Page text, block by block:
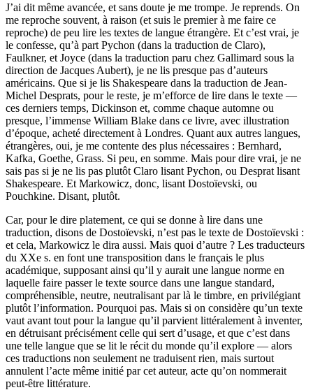
J’ai dit même avancée, et sans doute je me trompe. Je reprends. On
me reproche souvent, à raison (et suis le premier à me faire ce
reproche) de peu lire les textes de langue étrangère. Et c’est vrai, je
le confesse, qu’à part Pychon (dans la traduction de Claro),
Faulkner, et Joyce (dans la traduction paru chez Gallimard sous la
direction de Jacques Aubert), je ne lis presque pas d’auteurs
américains. Que si je lis Shakespeare dans la traduction de Jean-
Michel Desprats, pour le reste, je m’efforce de lire dans le texte —
ces derniers temps, Dickinson et, comme chaque automne ou
presque, l’immense William Blake dans ce livre, avec illustration
d’époque, acheté directement à Londres. Quant aux autres langues,
étrangères, oui, je me contente des plus nécessaires : Bernhard,
Kafka, Goethe, Grass. Si peu, en somme. Mais pour dire vrai, je ne
sais pas si je ne lis pas plutôt Claro lisant Pychon, ou Desprat lisant
Shakespeare. Et Markowicz, donc, lisant Dostoïevski, ou
Pouchkine. Disant, plutôt.
Car, pour le dire platement, ce qui se donne à lire dans une
traduction, disons de Dostoïevski, n’est pas le texte de Dostoïevski :
et cela, Markowicz le dira aussi. Mais quoi d’autre ? Les traducteurs
du XXe s. en font une transposition dans le français le plus
académique, supposant ainsi qu’il y aurait une langue norme en
laquelle faire passer le texte source dans une langue standard,
compréhensible, neutre, neutralisant par là le timbre, en privilégiant
plutôt l’information. Pourquoi pas. Mais si on considère qu’un texte
vaut avant tout pour la langue qu’il parvient littéralement à inventer,
en détruisant précisément celle qui sert d’usage, et que c’est dans
une telle langue que se lit le récit du monde qu’il explore — alors
ces traductions non seulement ne traduisent rien, mais surtout
annulent l’acte même initié par cet auteur, acte qu’on nommerait
peut-être littérature.